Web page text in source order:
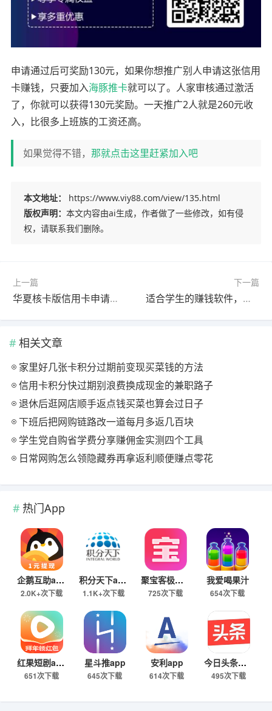
申请通过后可奖励130元，如果你想推广别人申请这张信用
卡赚钱，只要加入海豚推卡就可以了。人家审核通过激活
了，你就可以获得130元奖励。一天推广2人就是260元收
入，比很多上班族的工资还高。
如果觉得不错， 那就点击这里赶紧加入吧
本文地址：
https://www.viy88.com/view/135.html
版权声明： 本文内容由ai生成，作者做了一些修改，如有侵
权，请联系我们删除。
上一篇
华夏核卡版信用卡申请办理，激活奖励180元
下一篇
适合学生的赚钱软件，现在赚钱最多最快的app推荐
相关文章
家里好几张卡积分过期前变现买菜钱的方法
信用卡积分快过期别浪费换成现金的兼职路子
退休后逛网店顺手返点钱买菜也算会过日子
下班后把网购链路改一道每月多返几百块
学生党自购省学费分享赚佣金实测四个工具
日常网购怎么领隐藏券再拿返利顺便赚点零花
热门App
企鹅互助app
2.0K+次下载
积分天下app
1.1K+次下载
聚宝客极速版
725次下载
我爱喝果汁
654次下载
红果短剧app
651次下载
星斗推app
645次下载
安利app
614次下载
今日头条极速版下载
495次下载